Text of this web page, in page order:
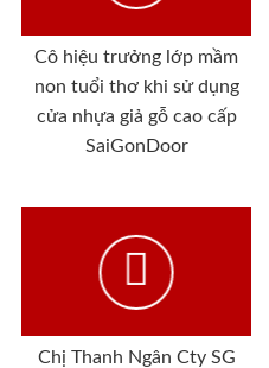
Cô hiệu trưởng lớp mầm
non tuổi thơ khi sử dụng
cửa nhựa giả gỗ cao cấp
SaiGonDoor
Chị Thanh Ngân Cty SG